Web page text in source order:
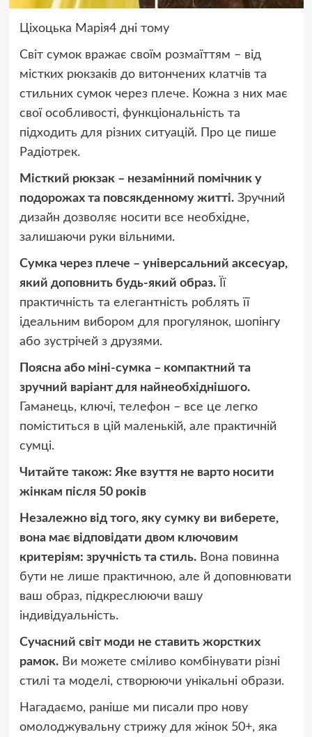
Ціхоцька Марія4 дні тому
Світ сумок вражає своїм розмаїттям – від
містких рюкзаків до витончених клатчів та
стильних сумок через плече. Кожна з них має
свої особливості, функціональність та
підходить для різних ситуацій. Про це пише
Радіотрек.
Місткий рюкзак – незамінний помічник у
подорожах та повсякденному житті.Зручний
дизайн дозволяє носити все необхідне,
залишаючи руки вільними.
Сумка через плече – універсальний аксесуар,
який доповнить будь-який образ.Її
практичність та елегантність роблять її
ідеальним вибором для прогулянок, шопінгу
або зустрічей з друзями.
Поясна або міні-сумка – компактний та
зручний варіант для найнеобхіднішого.
Гаманець, ключі, телефон – все це легко
поміститься в цій маленькій, але практичній
сумці.
Читайте також: Яке взуття не варто носити
жінкам після 50 років
Незалежно від того, яку сумку ви виберете,
вона має відповідати двом ключовим
критеріям: зручність та стиль.Вона повинна
бути не лише практичною, але й доповнювати
ваш образ, підкреслюючи вашу
індивідуальність.
Сучасний світ моди не ставить жорстких
рамок.Ви можете сміливо комбінувати різні
стилі та моделі, створюючи унікальні образи.
Нагадаємо, раніше ми писали про нову
омолоджувальну стрижу для жінок 50+, яка